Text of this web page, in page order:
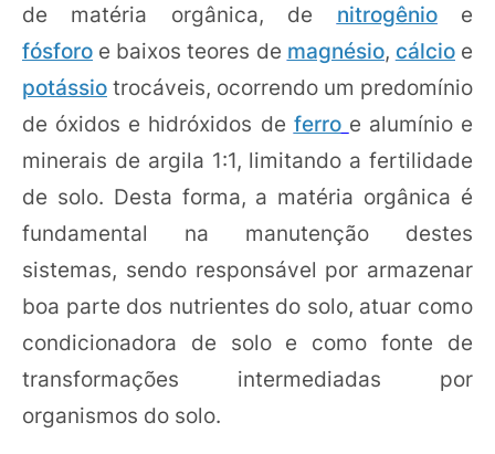
de matéria orgânica, de nitrogênioe
fósforo e baixos teores de magnésio, cálcioe
potássio trocáveis, ocorrendo um predomínio
de óxidos e hidróxidos de ferro e alumínio e
minerais de argila 1:1, limitando a fertilidade
de solo. Desta forma, a matéria orgânica é
fundamental na manutenção destes
sistemas, sendo responsável por armazenar
boa parte dos nutrientes do solo, atuar como
condicionadora de solo e como fonte de
transformações intermediadas por
organismos do solo.